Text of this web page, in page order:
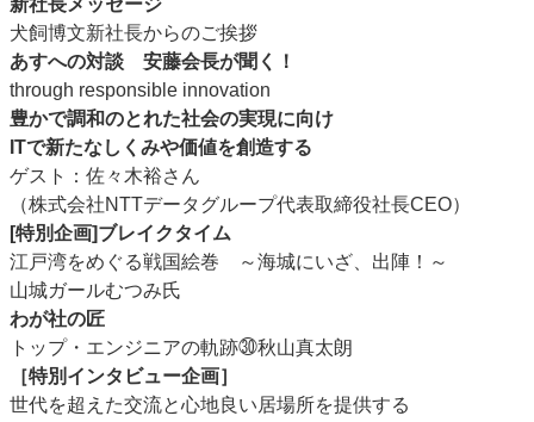
新社長メッセージ
犬飼博文新社長からのご挨拶
あすへの対談 安藤会長が聞く！
through responsible innovation
豊かで調和のとれた社会の実現に向け
ITで新たなしくみや価値を創造する
ゲスト：佐々木裕さん
（株式会社NTTデータグループ代表取締役社長CEO）
[特別企画]ブレイクタイム
江戸湾をめぐる戦国絵巻 ～海城にいざ、出陣！～
山城ガールむつみ氏
わが社の匠
トップ・エンジニアの軌跡㉚秋山真太朗
［特別インタビュー企画］
世代を超えた交流と心地良い居場所を提供する